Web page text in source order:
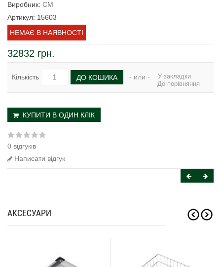
Виробник: CM
Артикул: 15603
НЕМАЄ В НАЯВНОСТІ
32832 грн.
Кількість ДО КОШИКА - или -
У закладки
До порівняння
КУПИТИ В ОДИН КЛІК
0 відгуків
Написати відгук
АКСЕСУАРИ